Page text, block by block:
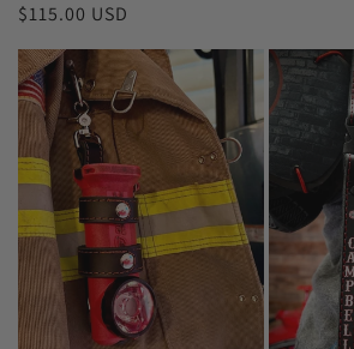
Normaler
$115.00 USD